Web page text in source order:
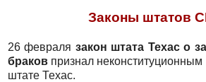
Законы штатов
26 февраля закон штата Техас о
браков признал
штате Техас.